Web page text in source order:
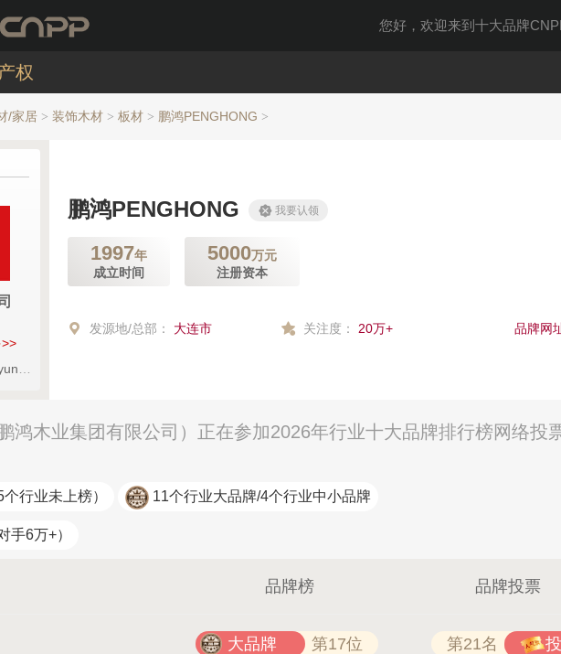
您好，欢迎来到十大品牌
权
/家居 > 装饰木材 > 板材 > 鹏鸿PENGHONG >
鹏鸿PENGHONG 我要认领
1997年
成立时间
5000万元
注册资本
发源地/总部： 大连市 关注度： 20万+ 品牌网
鸿木业集团有限公司）正在参加2026年行业十大品牌排行榜网络投
个行业未上榜） 11个行业大品牌/4个行业中小品牌
手6万+）
品牌榜 品牌投票
大品牌 第17位 第21名